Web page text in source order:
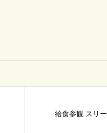
給食参観 スリー